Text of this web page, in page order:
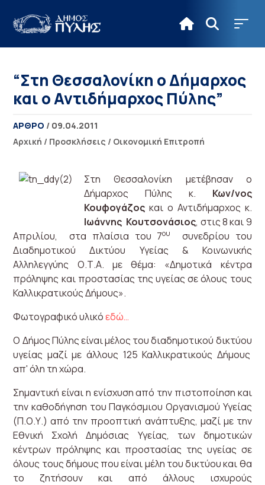
“Στη Θεσσαλονίκη ο Δήμαρχος
και ο Αντιδήμαρχος Πύλης”
ΑΡΘΡΟ / 09.04.2011
Αρχική / Προσκλήσεις / Οικονομική Επιτροπή
Στη Θεσσαλονίκη μετέβησαν ο
Δήμαρχος Πύλης κ. Κων/νος
Κουφογάζος και ο Αντιδήμαρχος κ.
Ιωάννης Κουτσονάσιος, στις 8 και 9
Απριλίου, στα πλαίσια του 7ου
συνεδρίου του
Διαδημοτικού Δικτύου Υγείας & Κοινωνικής
Αλληλεγγύης Ο.Τ.Α. με θέμα: «Δημοτικά κέντρα
πρόληψης και προστασίας της υγείας σε όλους τους
Καλλικρατικούς Δήμους».
Φωτογραφικό υλικόεδώ…
Ο Δήμος Πύλης είναι μέλος του διαδημοτικού δικτύου
υγείας μαζί με άλλους 125 Καλλικρατικούς Δήμους
απ' όλη τη χώρα.
Σημαντική είναι η ενίσχυση από την πιστοποίηση και
την καθοδήγηση του Παγκόσμιου Οργανισμού Υγείας
(Π.Ο.Υ.) από την προοπτική ανάπτυξης, μαζί με την
Εθνική Σχολή Δημόσιας Υγείας, των δημοτικών
κέντρων πρόληψης και προστασίας της υγείας σε
όλους τους δήμους που είναι μέλη του δικτύου και θα
το ζητήσουν και από άλλους ισχυρούς